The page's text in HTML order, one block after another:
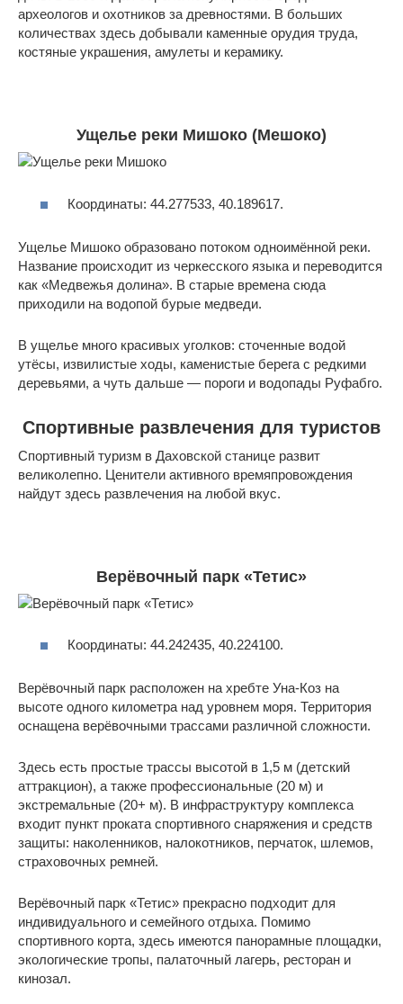
археологов и охотников за древностями. В больших
количествах здесь добывали каменные орудия труда,
костяные украшения, амулеты и керамику.
Ущелье реки Мишоко (Мешоко)
Координаты: 44.277533, 40.189617.
Ущелье Мишоко образовано потоком одноимённой реки.
Название происходит из черкесского языка и переводится
как «Медвежья долина». В старые времена сюда
приходили на водопой бурые медведи.
В ущелье много красивых уголков: сточенные водой
утёсы, извилистые ходы, каменистые берега с редкими
деревьями, а чуть дальше — пороги и водопады Руфабго.
Спортивные развлечения для туристов
Спортивный туризм в Даховской станице развит
великолепно. Ценители активного времяпровождения
найдут здесь развлечения на любой вкус.
Верёвочный парк «Тетис»
Координаты: 44.242435, 40.224100.
Верёвочный парк расположен на хребте Уна-Коз на
высоте одного километра над уровнем моря. Территория
оснащена верёвочными трассами различной сложности.
Здесь есть простые трассы высотой в 1,5 м (детский
аттракцион), а также профессиональные (20 м) и
экстремальные (20+ м). В инфраструктуру комплекса
входит пункт проката спортивного снаряжения и средств
защиты: наколенников, налокотников, перчаток, шлемов,
страховочных ремней.
Верёвочный парк «Тетис» прекрасно подходит для
индивидуального и семейного отдыха. Помимо
спортивного корта, здесь имеются панорамные площадки,
экологические тропы, палаточный лагерь, ресторан и
кинозал.